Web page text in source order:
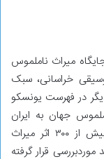
میراث ناملموس
خراسانی، سبک
در فهرست یونسکو
جهان به ایران
اختصاص دارد. در استان اصفهان نیز تاکنون بیش از ۳۰۰ اثر میراث
قرار گرفته